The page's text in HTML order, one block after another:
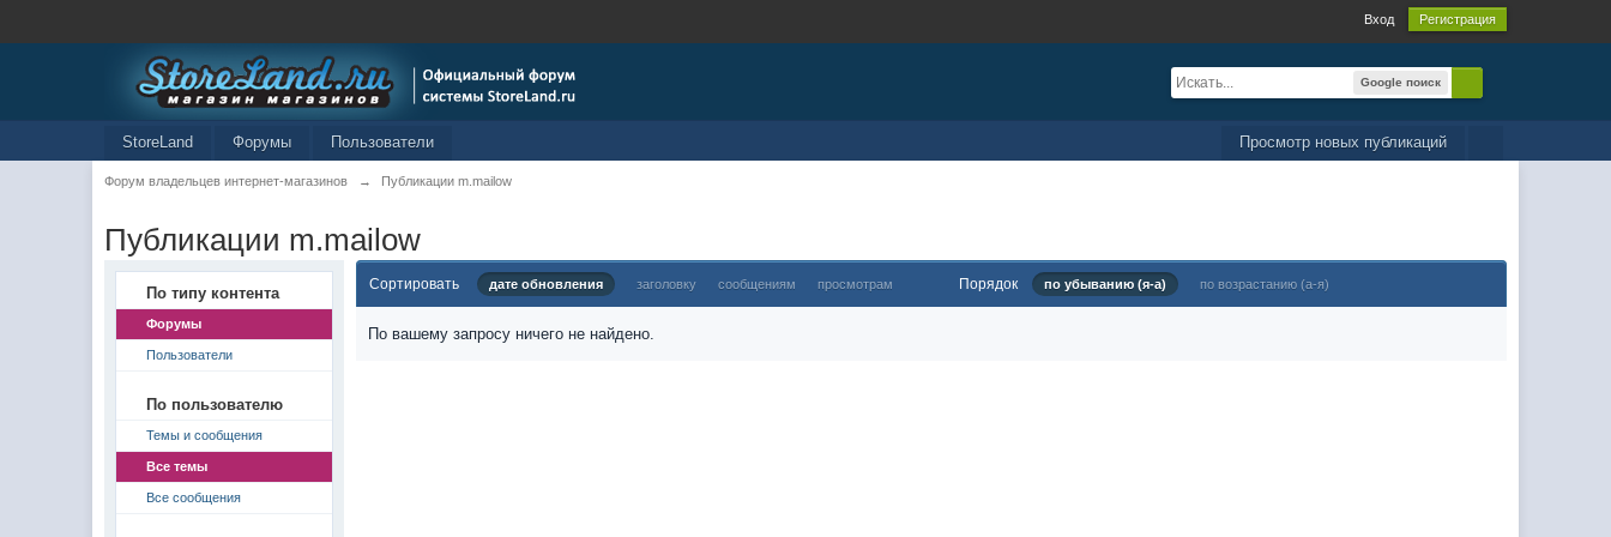
Вход Регистрация
Google поиск
Просмотр новых публикаций
StoreLand Форумы Пользователи
Форум владельцев интернет-магазинов → Публикации m.mailow
Публикации m.mailow
По типу контента
Форумы
Пользователи
По пользователю
Темы и сообщения
Все темы
Все сообщения
Сортировать дате обновления заголовку сообщениям просмотрам Порядок по убыванию (я-а) по возрастанию (а-я)
По вашему запросу ничего не найдено.